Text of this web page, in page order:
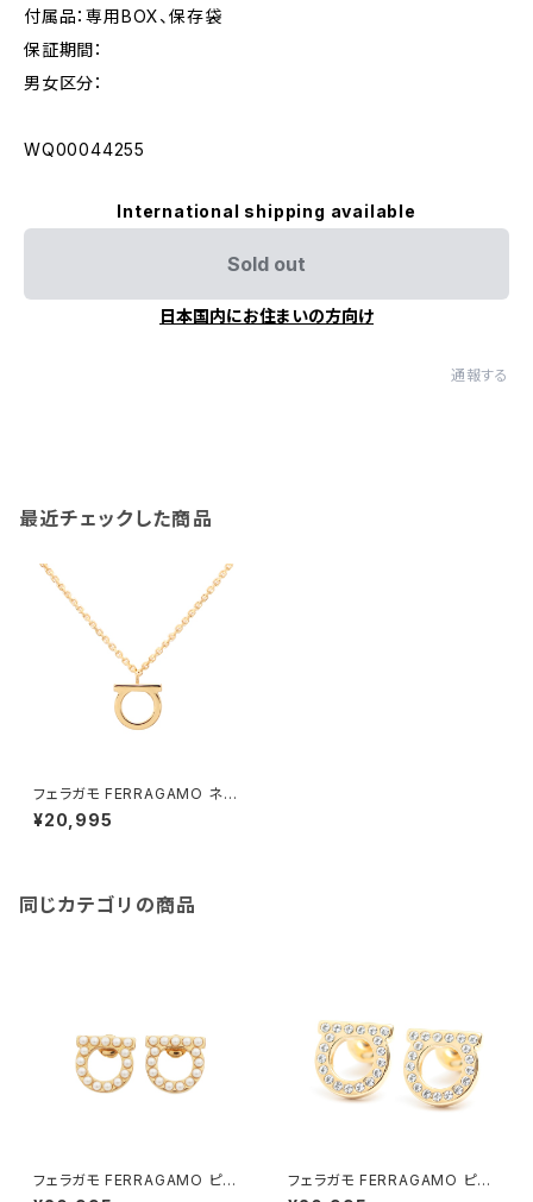
付属品：専用BOX、保存袋
保証期間：
男女区分：
WQ00044255
International shipping available
Sold out
日本国内にお住まいの方向け
通報する
最近チェックした商品
フェラガモ FERRAGAMO ネッ
クレス 760133-696658 レデ
ィース ガンチーニ GANCINO
¥20,995
同じカテゴリの商品
フェラガモ FERRAGAMO ピア
ス 760125-696581 レディー
フェラガモ FERRAGAMO ピア
ス 760123-696576 レディー